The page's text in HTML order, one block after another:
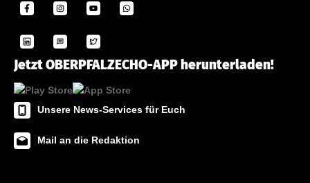
Jetzt OBERPFALZECHO-APP herunterladen!
Unsere News-Services für Euch
Mail an die Redaktion